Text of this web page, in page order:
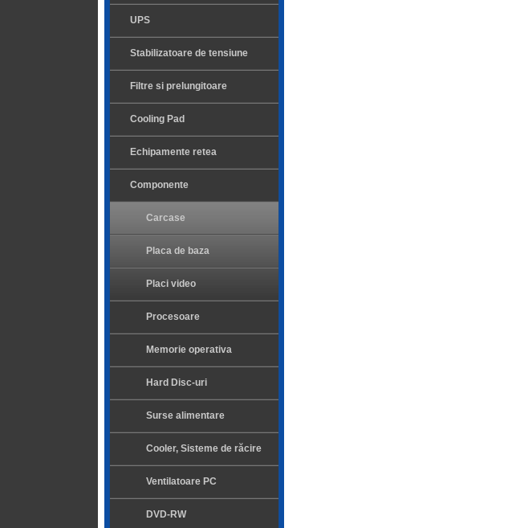
UPS
Stabilizatoare de tensiune
Filtre si prelungitoare
Cooling Pad
Echipamente retea
Componente
Carcase
Placa de baza
Placi video
Procesoare
Memorie operativa
Hard Disc-uri
Surse alimentare
Cooler, Sisteme de răcire
Ventilatoare PC
DVD-RW